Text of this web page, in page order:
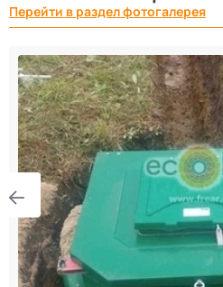
Перейти в раздел фотогалерея